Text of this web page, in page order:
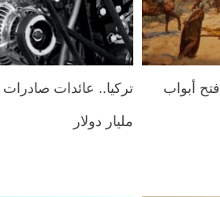
أبواب
مليار دولار